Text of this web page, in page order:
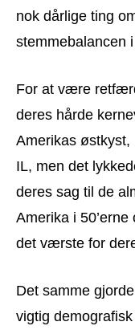
nok dårlige ting
stemmebalancen
For at være
deres hårde
Amerikas østkyst,
IL, men det
deres sag til de
Amerika i
det værste for
Det samme
vigtig